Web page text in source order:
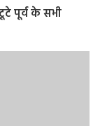
पूर्व के सभी